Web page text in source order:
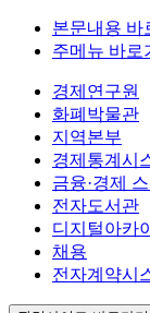
본문내용 바
주메뉴 바로
경제연구원
화폐박물관
지역본부
경제통계시
금융·경제
전자도서관
디지털아카
채용
전자계약시